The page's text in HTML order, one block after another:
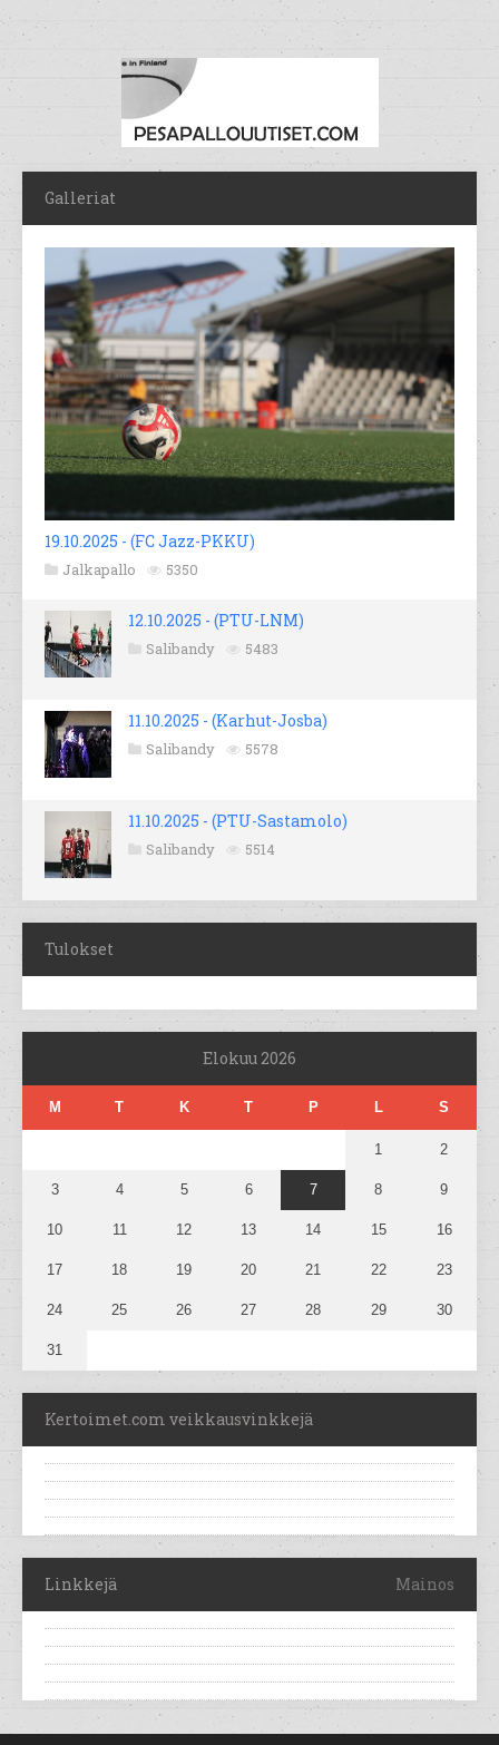
Galleriat
19.10.2025 - (FC Jazz-PKKU)
Jalkapallo 5350
12.10.2025 - (PTU-LNM)
Salibandy 5483
11.10.2025 - (Karhut-Josba)
Salibandy 5578
11.10.2025 - (PTU-Sastamolo)
Salibandy 5514
Tulokset
Elokuu 2026
M T K T P L S
1 2
3 4 5 6 7 8 9
10 11 12 13 14 15 16
17 18 19 20 21 22 23
24 25 26 27 28 29 30
31
Kertoimet.com veikkausvinkkejä
Linkkejä Mainos